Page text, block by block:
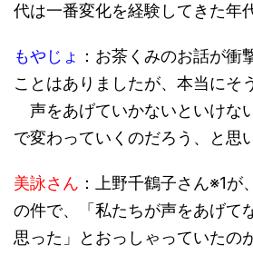
代は一番変化を経験してきた年
もやじょ ：お茶くみのお話が衝
ことはありましたが、本当にそ
声をあげていかないといけな
で変わっていくのだろう、と思
美詠さん ：上野千鶴子さん※1
の件で、「私たちが声をあげて
思った」とおっしゃっていたの